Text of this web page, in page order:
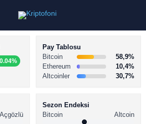
Pay Tablosu
Bitcoin
58,9%
Ethereum
10,4%
Altcoinler
30,7%
Açgözlü
Sezon Endeksi
Bitcoin
Altcoin